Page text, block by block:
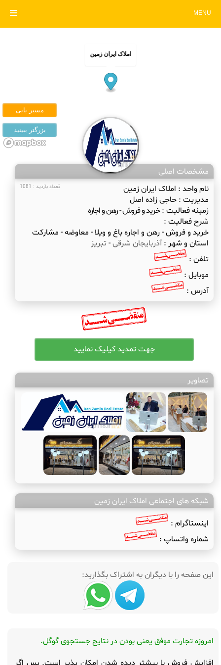
MENU
املاک ایران زمین
مشخصات اصلی
تعداد بازدید : 1081 نام واحد : املاک ایران زمین
مدیریت :حاجی زاده اصل
زمینه فعالیت :خرید و فروش - رهن و اجاره
شرح فعالیت :
خرید و فروش - رهن و اجاره باغ و ویلا - معاوضه - مشارکت
استان و شهر :آذربایجان شرقی- تبریز
تلفن :
موبایل :
آدرس :
تصاویر
شبکه های اجتماعی املاک ایران زمین
اینستاگرام :
شماره واتساپ :
این صفحه را با دیگران به اشتراک بگذارید:
امروزه تجارت موفق یعنی بودن در نتایج جستجوی گوگل.